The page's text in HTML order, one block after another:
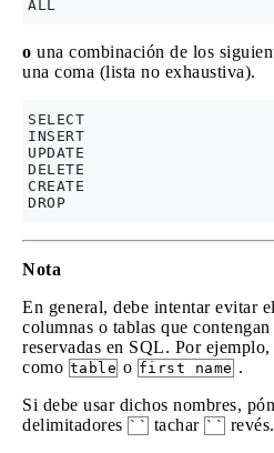
o una combinación de los
una coma (lista no exhaustiva).
SELECT
INSERT
UPDATE
DELETE
CREATE
Nota
En general, debe intentar evitar
columnas o tablas que
reservadas en SQL. Por
como table o first name .
Si debe usar dichos nombres,
delimitadores `` tachar ``